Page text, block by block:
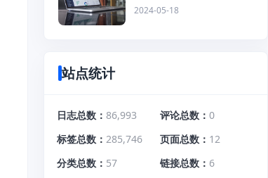
2024-05-18
站点统计
日志总数 86,993 评论总数
0
标签总数
285,746 页面总数
12
分类总数
57 链接总数
6